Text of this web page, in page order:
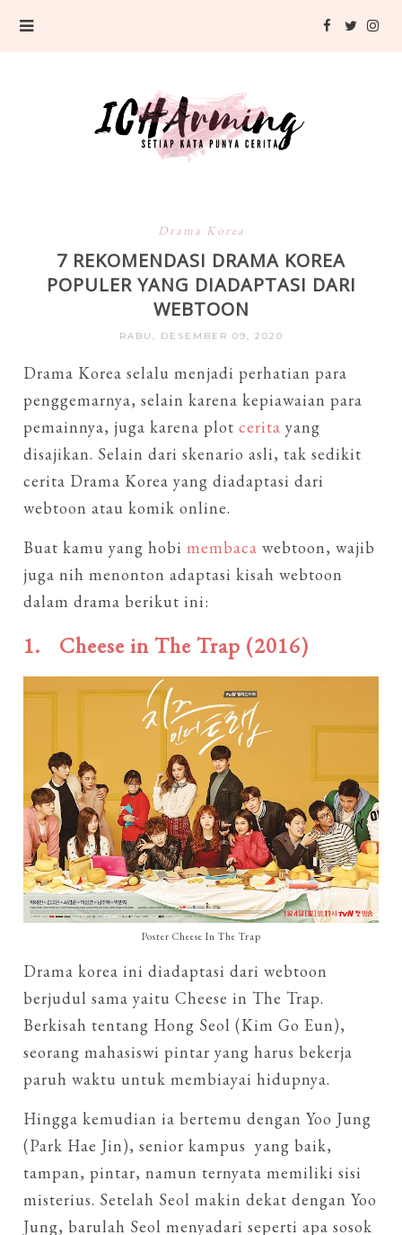
Drama Korea
7 REKOMENDASI DRAMA KOREA
POPULER YANG DIADAPTASI DARI
WEBTOON
RABU, DESEMBER 09, 2020
Drama Korea selalu menjadi perhatian para
penggemarnya, selain karena kepiawaian para
pemainnya, juga karena plot cerita yang
disajikan. Selain dari skenario asli, tak sedikit
cerita Drama Korea yang diadaptasi dari
webtoon atau komik online.
Buat kamu yang hobi membaca webtoon, wajib
juga nih menonton adaptasi kisah webtoon
dalam drama berikut ini:
1. Cheese in The Trap (2016)
Poster Cheese In The Trap
Drama korea ini diadaptasi dari webtoon
berjudul sama yaitu Cheese in The Trap.
Berkisah tentang Hong Seol (Kim Go Eun),
seorang mahasiswi pintar yang harus bekerja
paruh waktu untuk membiayai hidupnya.
Hingga kemudian ia bertemu dengan Yoo Jung
(Park Hae Jin), senior kampus yang baik,
tampan, pintar, namun ternyata memiliki sisi
misterius. Setelah Seol makin dekat dengan Yoo
Jung, barulah Seol menyadari seperti apa sosok